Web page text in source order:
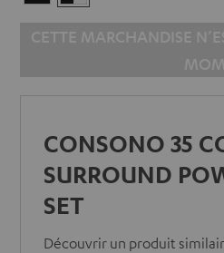
/
CONSONO 35
SURROUND
SET
Découvrir un produit